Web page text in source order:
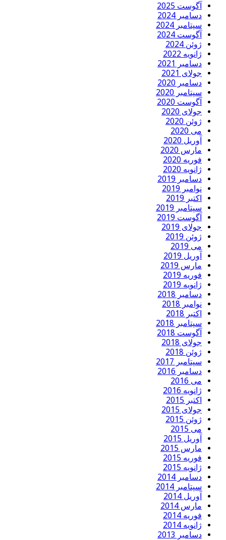
آگوست 2025
دسامبر 2024
سپتامبر 2024
آگوست 2024
ژوئن 2024
ژانویه 2022
دسامبر 2021
جولای 2021
دسامبر 2020
سپتامبر 2020
آگوست 2020
جولای 2020
ژوئن 2020
می 2020
آوریل 2020
مارس 2020
فوریه 2020
ژانویه 2020
دسامبر 2019
نوامبر 2019
اکتبر 2019
سپتامبر 2019
آگوست 2019
جولای 2019
ژوئن 2019
می 2019
آوریل 2019
مارس 2019
فوریه 2019
ژانویه 2019
دسامبر 2018
نوامبر 2018
اکتبر 2018
سپتامبر 2018
آگوست 2018
جولای 2018
ژوئن 2018
سپتامبر 2017
دسامبر 2016
می 2016
ژانویه 2016
اکتبر 2015
جولای 2015
ژوئن 2015
می 2015
آوریل 2015
مارس 2015
فوریه 2015
ژانویه 2015
دسامبر 2014
سپتامبر 2014
آوریل 2014
مارس 2014
فوریه 2014
ژانویه 2014
دسامبر 2013